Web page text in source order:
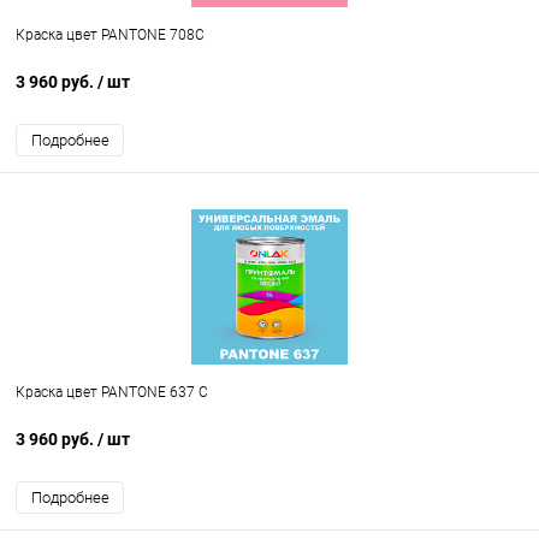
Краска цвет PANTONE 708C
3 960 руб. / шт
Подробнее
Краска цвет PANTONE 637 C
3 960 руб. / шт
Подробнее